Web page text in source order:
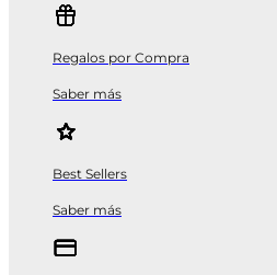
Regalos por Compra
Saber más
Best Sellers
Saber más